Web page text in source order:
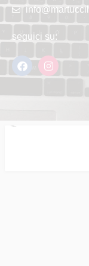
seguici su: